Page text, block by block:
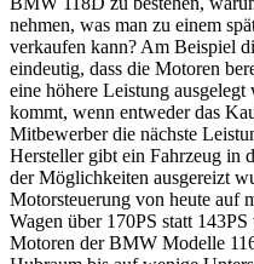
nehmen, was man zu einem
verkaufen kann? Am Beispiel
eindeutig, dass die Motoren
eine höhere Leistung
kommt, wenn entweder das
Mitbewerber die nächste
Hersteller gibt ein Fahrzeug in
der Möglichkeiten ausgereizt
Motorsteuerung von heute auf
Wagen über 170PS statt
Motoren der BMW Modelle